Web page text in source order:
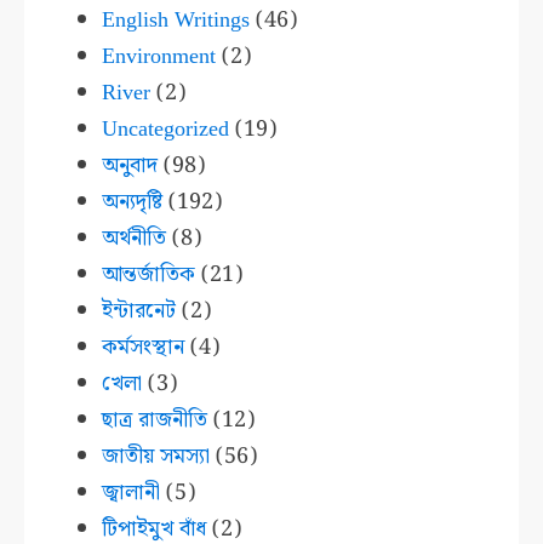
English Writings(46)
Environment(2)
River(2)
Uncategorized(19)
অনুবাদ(98)
অন্যদৃষ্টি(192)
অর্থনীতি(8)
আন্তর্জাতিক(21)
ইন্টারনেট(2)
কর্মসংস্থান(4)
খেলা (3)
ছাত্র রাজনীতি(12)
জাতীয় সমস্যা (56)
জ্বালানী (5)
টিপাইমুখ বাঁধ(2)